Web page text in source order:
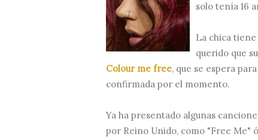
solo tenía 16
La chica
querido que
Colour me free, que se espera
confirmada por el momento.
Ya ha presentado algunas
por Reino Unido, como "Free Me"